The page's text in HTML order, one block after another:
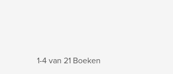
1-4 van 21 Boeken